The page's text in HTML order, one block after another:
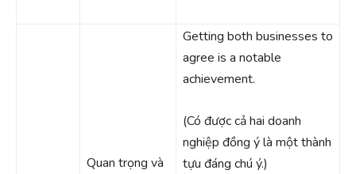
Quan trọng và
Getting both businesses to
agree is a notable
achievement.
(Có được cả hai doanh
nghiệp đồng ý là một thành
tựu đáng chú ý.)